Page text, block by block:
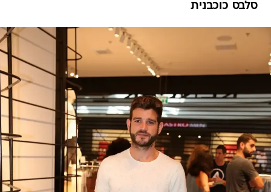
סלבס כוכבנית